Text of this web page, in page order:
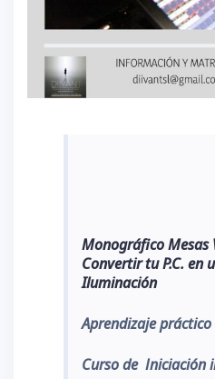
Monográfico Mesas
Convertir tu P.C. en
Iluminación
Aprendizaje
Curso de Iniciación